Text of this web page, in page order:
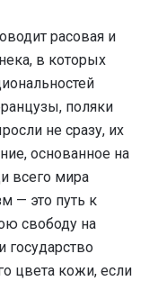
расовая и
в которых
поляки
не сразу, их
основанное на
всего мира
— это путь к
свободу на
государство
цвета кожи, если